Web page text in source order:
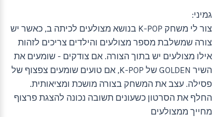
גמיני:
צור לי משחק K-POP בנושא מצולעים לכיתה ב, כאשר יש
צורה שמשלבת מספר מצולעים והילדים צריכים לזהות
אילו מצולעים יש בתוך הצורה. אם צודקים - שומעים את
השיר GOLDEN של K-POP, אם טועים שומעים צפצוף של
פסילה. עצב את המשחק בצורה מושכת ומציאותית.
החלף את הסרטון כשעונים תשובה נכונה להצגת פרצוף
מחייך ממצולעים